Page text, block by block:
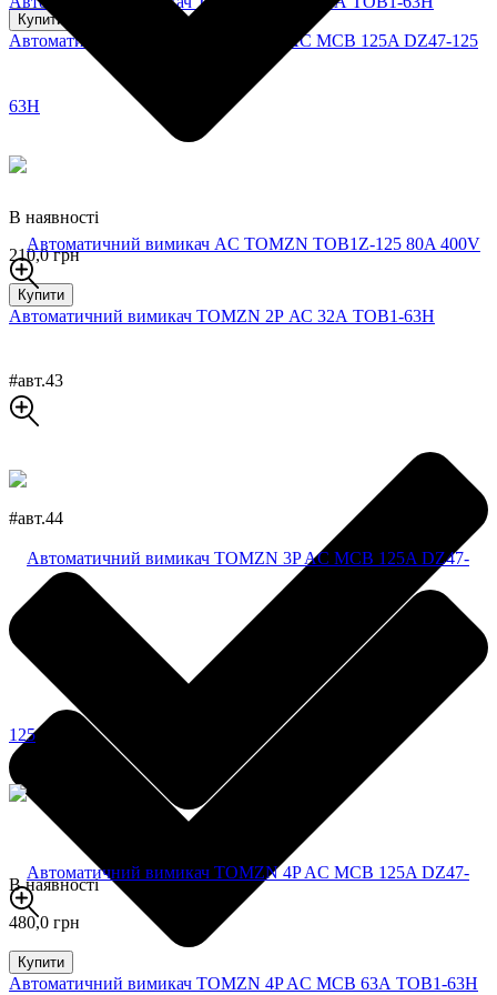
Купити
Автоматичний вимикач TOMZN 2P AC MCB 125A DZ47-125
В наявності
210,0 грн
Купити
Автоматичний вимикач TOMZN 2Р АС 32А TOB1-63H
#авт.43
В наявності
480,0 грн
Купити
Автоматичний вимикач TOMZN 4P AC MCB 63А TOB1-63H
#авт.44